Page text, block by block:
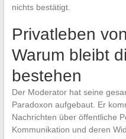
nichts bestätigt.
Privatleben
Warum bleibt
bestehen
Der Moderator hat seine
Paradoxon aufgebaut. Er
Nachrichten über öffentliche
Kommunikation und deren